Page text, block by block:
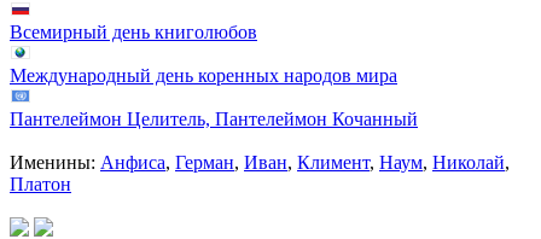
Всемирный день книголюбов
Международный день коренных народов мира
Пантелеймон Целитель, Пантелеймон Кочанный
Именины: Анфиса, Герман, Иван, Климент, Наум, Николай,
Платон